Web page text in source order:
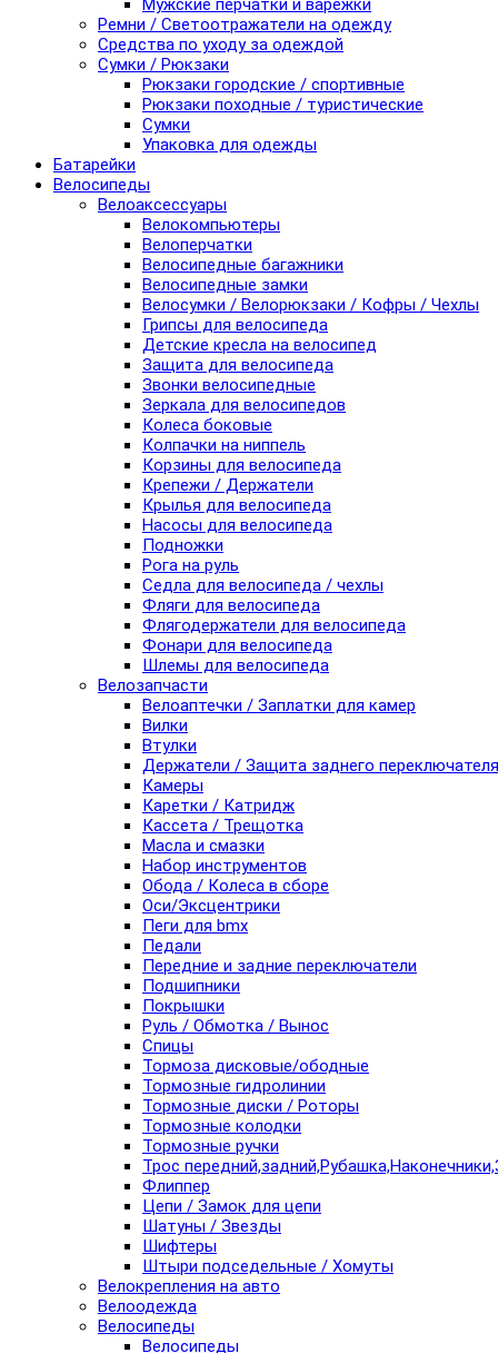
Мужские перчатки и варежки
Ремни / Светоотражатели на одежду
Средства по уходу за одеждой
Сумки / Рюкзаки
Рюкзаки городские / спортивные
Рюкзаки походные / туристические
Сумки
Упаковка для одежды
Батарейки
Велосипеды
Велоаксессуары
Велокомпьютеры
Велоперчатки
Велосипедные багажники
Велосипедные замки
Велосумки / Велорюкзаки / Кофры / Чехлы
Грипсы для велосипеда
Детские кресла на велосипед
Защита для велосипеда
Звонки велосипедные
Зеркала для велосипедов
Колеса боковые
Колпачки на ниппель
Корзины для велосипеда
Крепежи / Держатели
Крылья для велосипеда
Насосы для велосипеда
Подножки
Рога на руль
Седла для велосипеда / чехлы
Фляги для велосипеда
Флягодержатели для велосипеда
Фонари для велосипеда
Шлемы для велосипеда
Велозапчасти
Велоаптечки / Заплатки для камер
Вилки
Втулки
Держатели / Защита заднего переключателя
Камеры
Каретки / Катридж
Кассета / Трещотка
Масла и смазки
Набор инструментов
Обода / Колеса в сборе
Оси/Эксцентрики
Пеги для bmx
Педали
Передние и задние переключатели
Подшипники
Покрышки
Руль / Обмотка / Вынос
Спицы
Тормоза дисковые/ободные
Тормозные гидролинии
Тормозные диски / Роторы
Тормозные колодки
Тормозные ручки
Трос
Флиппер
Цепи / Замок для цепи
Шатуны / Звезды
Шифтеры
Штыри подседельные / Хомуты
Велокрепления на авто
Велоодежда
Велосипеды
Велосипеды